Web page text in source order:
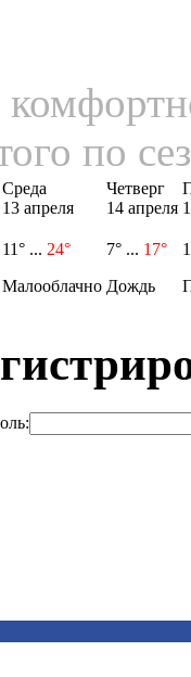
по
Среда
13 апреля
Четверг
14 апреля
11° ... 24°
Малооблачно
7° ... 17°
Дождь